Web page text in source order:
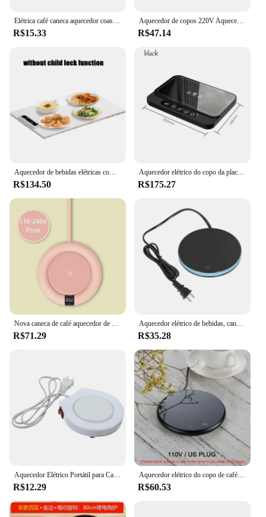
Elétrica café caneca aquecedor coaster, temperatura constante, leite prato quente, leve café copo aquecedor, ajustável para casa e escritório
R$15.33
Aquecedor de copos 220V Aquecedor de canecas 5 engrenagens 100 ° C fabricantes de chá quente aquecimento coaster almofada elétrica placa quente mini fogão indução caneca mais quente
R$47.14
Aquecedor de bebidas elétricas com superfície antiderrapante, design dobrável, aquecedor de pratos para refeições quentes e bebidas, 220V
R$134.50
Aquecedor elétrico do copo da placa quente, aquecedor da caneca, aquecimento do Coaster, lancheira, leite, café, casa, escritório, 220V, 9 temperatura da engrenagem, 50W
R$175.27
R$71.29
Aquecedor elétrico de bebidas, caneca de café, leite, chá, água, aquecedor, temperatura ajustável, aquecedor
R$35.28
R$12.29
Aquecedor elétrico do copo de café com temporizador, bebida aquecimento caneca placa para chá de cacau água leite, 2 configurações de temperatura, Home Office
R$60.53